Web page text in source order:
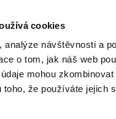
cookies
analýze návštěvnosti a
o tom, jak náš web
mohou
že používáte jejich